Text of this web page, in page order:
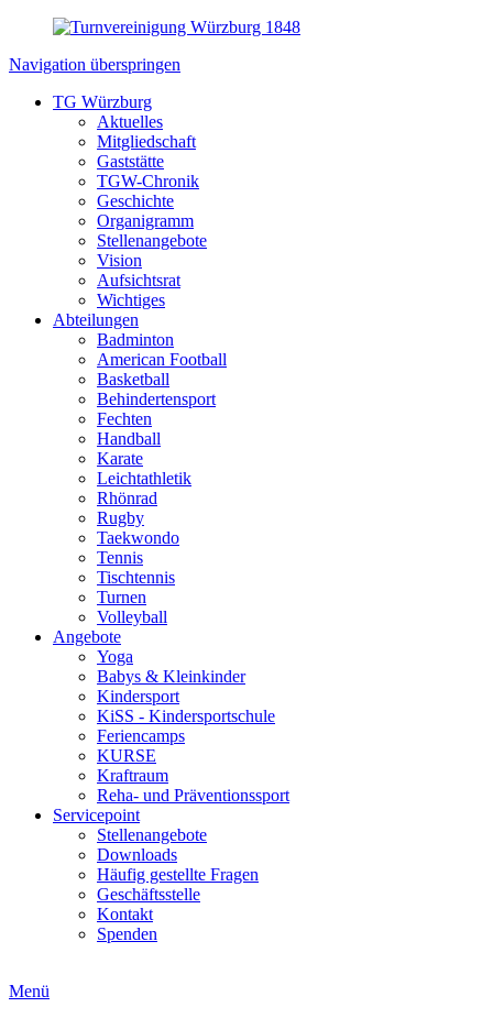
Navigation überspringen
TG Würzburg
Aktuelles
Mitgliedschaft
Gaststätte
TGW-Chronik
Geschichte
Organigramm
Stellenangebote
Vision
Aufsichtsrat
Wichtiges
Abteilungen
Badminton
American Football
Basketball
Behindertensport
Fechten
Handball
Karate
Leichtathletik
Rhönrad
Rugby
Taekwondo
Tennis
Tischtennis
Turnen
Volleyball
Angebote
Yoga
Babys & Kleinkinder
Kindersport
KiSS - Kindersportschule
Feriencamps
KURSE
Kraftraum
Reha- und Präventionssport
Servicepoint
Stellenangebote
Downloads
Häufig gestellte Fragen
Geschäftsstelle
Kontakt
Spenden
Menü